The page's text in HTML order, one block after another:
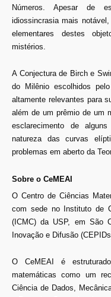
Números. Apesar de
idiossincrasia mais
elementares destes
mistérios.
A Conjectura de Birch e
do Milênio escolhidos
altamente relevantes para
além de um prêmio de um
esclarecimento de
natureza das curvas
problemas em aberto da
Sobre o CeMEAI
O Centro de Ciências
com sede no Instituto de
(ICMC) da USP, em São
Inovação e Difusão
O CeMEAI é
matemáticas como um
Ciência de Dados,